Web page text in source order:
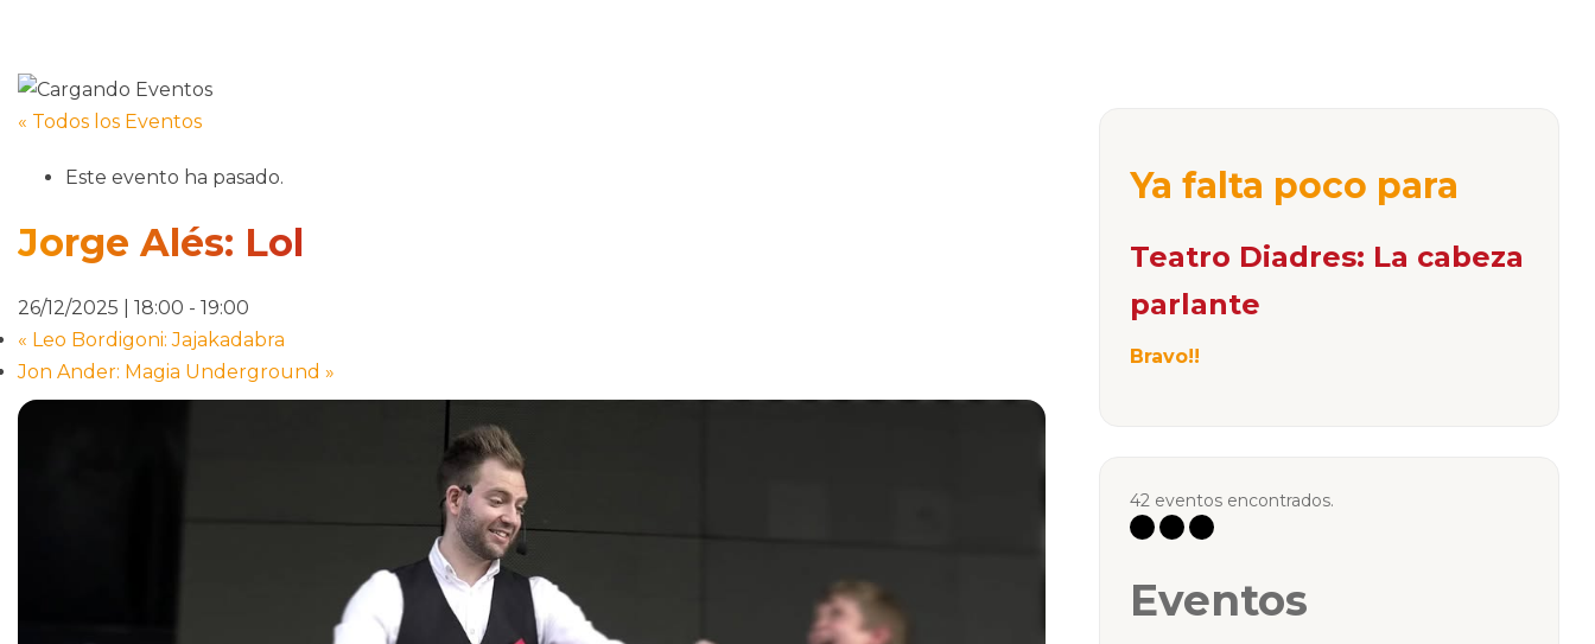
« Todos los Eventos
Este evento ha pasado.
Jorge Alés: Lol
26/12/2025 | 18:00 - 19:00
« Leo Bordigoni: Jajakadabra
Jon Ander: Magia Underground »
Ya falta poco para
Teatro Diadres: La cabeza
parlante
Bravo!!
42 eventos encontrados.
Eventos